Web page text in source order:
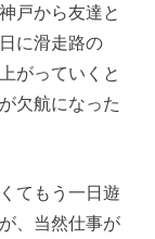
戸から友達と
に滑走路の
がっていくと
欠航になった
てもう一日遊
、当然仕事が